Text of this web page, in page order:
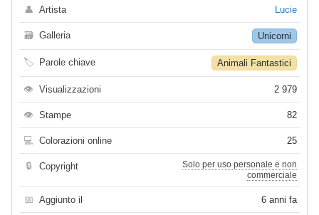
👤 Artista Lucie
🗃 Galleria Unicorni
🏷 Parole chiave Animali Fantastici
👁 Visualizzazioni 2 979
👁 Stampe 82
💻 Colorazioni online 25
🔒 Copyright
Solo per uso personale e non
commerciale
📅 Aggiunto il 6 anni fa